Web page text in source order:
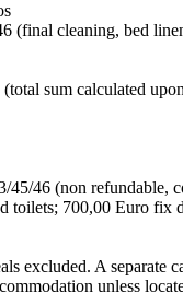
(final cleaning, bed
sum calculated
45/46 (non refundable,
toilets; 700,00 Euro fix
excluded. A separate
unless